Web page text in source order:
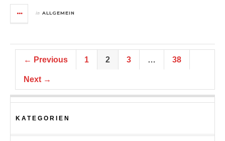
in ALLGEMEIN
← Previous 1 2 3 … 38
Next →
KATEGORIEN